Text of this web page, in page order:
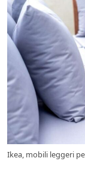
Ikea, mobili leggeri